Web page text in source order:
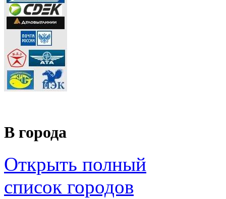
В города
Открыть полный
список городов